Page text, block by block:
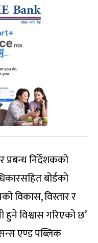
प्रबन्ध निर्देशकको
बोर्डको
विकास, विस्तार र
हुने विश्वास गरिएको छ’
एण्ड पब्लिक